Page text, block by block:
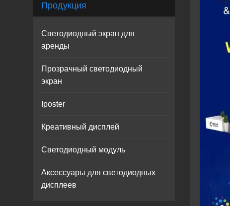
Продукция
Светодиодный экран для
аренды
Прозрачный светодиодный
экран
Iposter
Креативный дисплей
Светодиодный модуль
Аксессуары для светодиодных
дисплеев